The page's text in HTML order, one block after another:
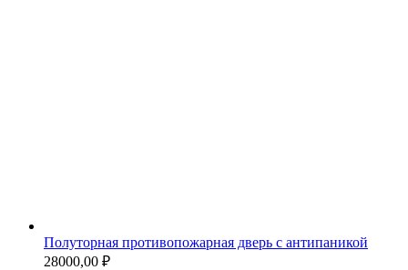
Полуторная противопожарная дверь с антипаникой
28000,00 ₽